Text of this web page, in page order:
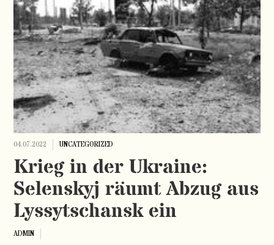
04.07.2022 UNCATEGORIZED
Krieg in der Ukraine:
Selenskyj räumt Abzug aus
Lyssytschansk ein
ADMIN